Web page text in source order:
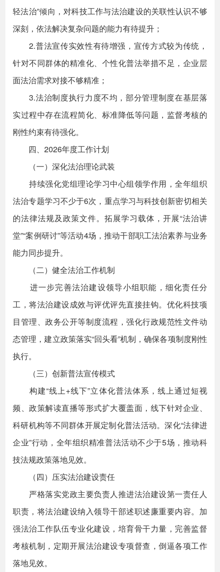
轻法治”倾向，对科技工作与法治建设的关联性认识不够
深刻，依法解决复杂问题的能力有待提升；
2.普法宣传实效性有待增强，宣传方式较为传统，
针对不同群体的精准化、个性化普法举措不足，企业层
面法治需求对接不够精准；
3.法治制度执行力度不均，部分管理制度在基层落
实过程中存在流程简化、标准降低等问题，监督考核的
刚性约束有待强化。
四、2026年度工作计划
（一）深化法治理论武装
持续强化党组理论学习中心组领学作用，全年组织
法治专题学习不少于6次，重点学习与科技创新密切相关
的法律法规及政策文件。拓展学习载体，开展“法治讲
堂”“案例研讨”等活动4场，推动干部职工法治素养与业务
能力同步提升。
（二）健全法治工作机制
进一步完善法治建设领导小组职能，细化责任分
工，将法治建设成效与评优评先直接挂钩。优化科技项
目管理、政务公开等制度流程，强化行政规范性文件动
态管理，建立政策落实“回头看”机制，确保各项制度刚性
执行。
（三）创新普法宣传模式
构建“线上+线下”立体化普法体系，线上通过短视
频、政策解读直播等形式扩大覆盖面，线下针对企业、
科研机构等不同群体开展定制化普法活动。深化“法律进
企业”行动，全年组织精准普法活动不少于5场，推动科
技法规政策落地见效。
（四）压实法治建设责任
严格落实党政主要负责人推进法治建设第一责任人
职责，将法治建设纳入领导干部述职述廉重要内容。加
强法治工作队伍专业化建设，培育骨干力量，完善监督
考核机制，定期开展法治建设专项督查，倒逼各项工作
落地见效。